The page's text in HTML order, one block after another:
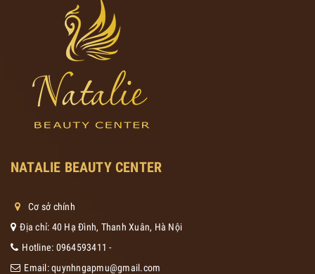
NATALIE BEAUTY CENTER
Cơ sở chính
Địa chỉ: 40 Hạ Đình, Thanh Xuân, Hà Nội
Hotline: 0964593411 -
Email:quynhngapmu@gmail.com